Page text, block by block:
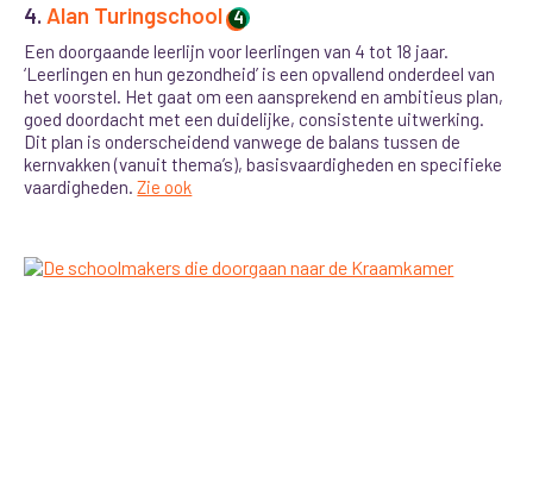
4. Alan Turingschool 4
Een doorgaande leerlijn voor leerlingen van 4 tot 18 jaar.
‘Leerlingen en hun gezondheid’ is een opvallend onderdeel van
het voorstel. Het gaat om een aansprekend en ambitieus plan,
goed doordacht met een duidelijke, consistente uitwerking.
Dit plan is onderscheidend vanwege de balans tussen de
kernvakken (vanuit thema’s), basisvaardigheden en specifieke
vaardigheden.Zie ook